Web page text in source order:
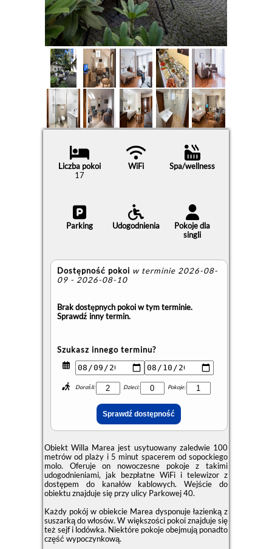
Liczba pokoi
17
WiFi Spa/wellness
Parking Udogodnienia
Pokoje dla
singli
Dostępność pokoi w terminie 2026-08-
09 - 2026-08-10
Brak dostępnych pokoi w tym terminie.
Sprawdź inny termin.
Szukasz innego terminu?
Dorośli: Dzieci: Pokoje:
Obiekt Willa Marea jest usytuowany zaledwie 100
metrów od plaży i 5 minut spacerem od sopockiego
molo. Oferuje on nowoczesne pokoje z takimi
udogodnieniami, jak bezpłatne WiFi i telewizor z
dostępem do kanałów kablowych. Wejście do
obiektu znajduje się przy ulicy Parkowej 40.
Każdy pokój w obiekcie Marea dysponuje łazienką z
suszarką do włosów. W większości pokoi znajduje się
też sejf i lodówka. Niektóre pokoje obejmują ponadto
część wypoczynkową.